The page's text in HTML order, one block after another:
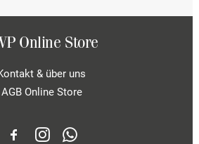
Online Store
& über uns
AGB Online Store